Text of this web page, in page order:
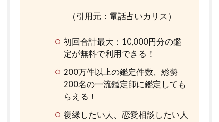
（引用元：電話占いカリス）
初回合計最大：10,000円分の鑑
定が無料で利用できる！
200万件以上の鑑定件数、総勢
200名の一流鑑定師に鑑定しても
らえる！
復縁したい人、恋愛相談したい人